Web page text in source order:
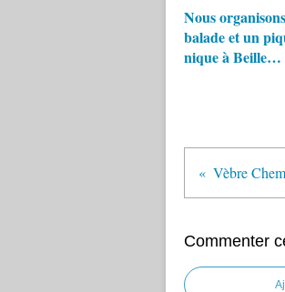
Nous
balade et un
nique à Beille…
Commenter